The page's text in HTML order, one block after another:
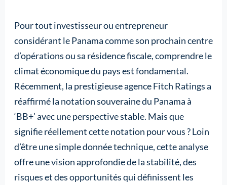
Pour tout investisseur ou entrepreneur
considérant le Panama comme son prochain centre
d’opérations ou sa résidence fiscale, comprendre le
climat économique du pays est fondamental.
Récemment, la prestigieuse agence Fitch Ratings a
réaffirmé la notation souveraine du Panama à
‘BB+’ avec une perspective stable. Mais que
signifie réellement cette notation pour vous ? Loin
d’être une simple donnée technique, cette analyse
offre une vision approfondie de la stabilité, des
risques et des opportunités qui définissent les